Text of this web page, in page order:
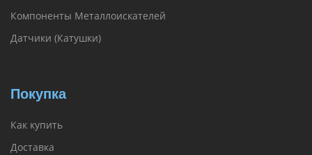
Компоненты Металлоискателей
Датчики (Катушки)
Покупка
Как купить
Доставка